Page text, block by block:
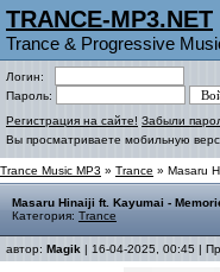
TRANCE-MP3.NET
Trance & Progressive
Логин:
Пароль:
Регистрация на сайте! Забыли
Вы просматриваете мобильную
Trance Music MP3 » Trance » Masaru
Masaru Hinaiji ft. Kayumai -
Категория: Trance
автор: Magik | 16-04-2025, 00:45 |